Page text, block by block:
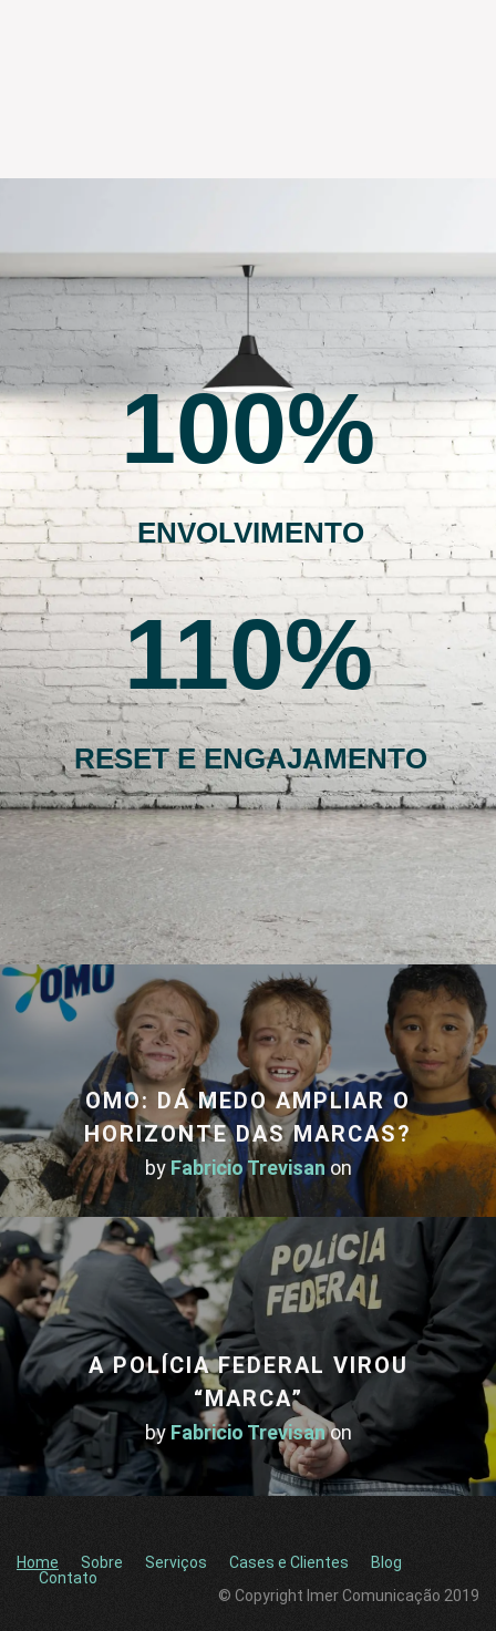
100
ENVOLVIMENTO
110
RESET E ENGAJAMENTO
OMO: DÁ MEDO AMPLIAR O
HORIZONTE DAS MARCAS?
by Fabricio Trevisanon
A POLÍCIA FEDERAL VIROU
“MARCA”
by Fabricio Trevisanon
Home Sobre Serviços Cases e Clientes
Blog
Contato
© Copyright Imer Comunicação 2019